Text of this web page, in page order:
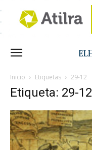
Inicio Etiquetas 29-12
Etiqueta: 29-12